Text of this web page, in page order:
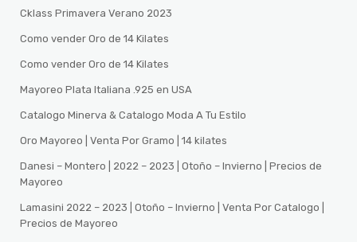
Cklass Primavera Verano 2023
Como vender Oro de 14 Kilates
Como vender Oro de 14 Kilates
Mayoreo Plata Italiana .925 en USA
Catalogo Minerva & Catalogo Moda A Tu Estilo
Oro Mayoreo | Venta Por Gramo | 14 kilates
Danesi – Montero | 2022 – 2023 | Otoño – Invierno | Precios de
Mayoreo
Lamasini 2022 – 2023 | Otoño – Invierno | Venta Por Catalogo |
Precios de Mayoreo